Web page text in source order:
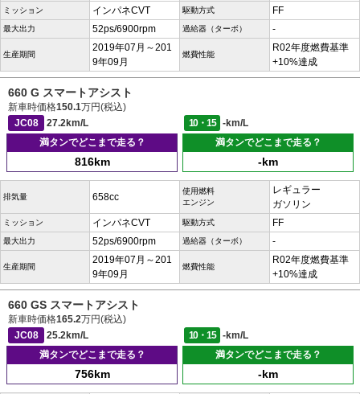
ミッション インパネCVT 駆動方式 FF
最大出力 52ps/6900rpm 過給器（ターボ） -
生産期間
2019年07月～201
9年09月
燃費性能
R02年度燃費基準
+10%達成
660 G スマートアシスト
新車時価格150.1万円(税込)
JC08
27.2km/L 10・15
-km/L
満タンでどこまで走る？
816km
満タンでどこまで走る？
-km
排気量 658cc
使用燃料
エンジン
レギュラー
ガソリン
ミッション インパネCVT 駆動方式 FF
最大出力 52ps/6900rpm 過給器（ターボ） -
生産期間
2019年07月～201
9年09月
燃費性能
R02年度燃費基準
+10%達成
660 GS スマートアシスト
新車時価格165.2万円(税込)
JC08
25.2km/L 10・15
-km/L
満タンでどこまで走る？
756km
満タンでどこまで走る？
-km